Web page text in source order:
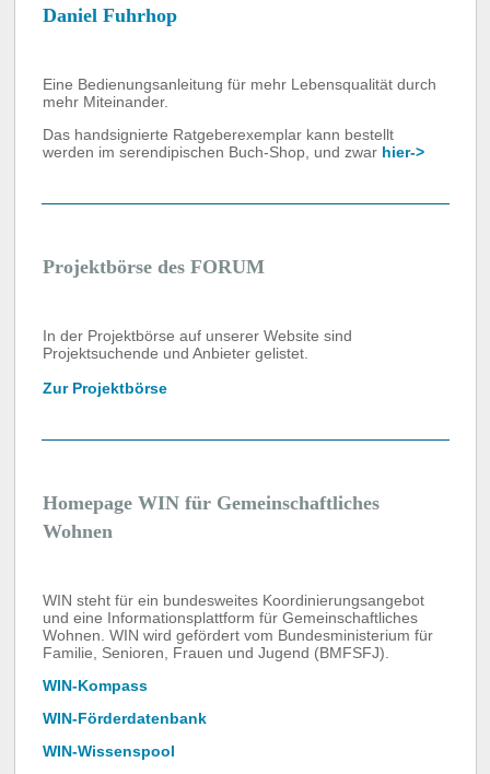
Daniel Fuhrhop
Eine Bedienungsanleitung für mehr Lebensqualität durch
mehr Miteinander.
Das handsignierte Ratgeberexemplar kann bestellt
werden im serendipischen Buch-Shop, und zwar hier->
Projektbörse des FORUM
In der Projektbörse auf unserer Website sind
Projektsuchende und Anbieter gelistet.
Zur Projektbörse
Homepage WIN für Gemeinschaftliches
Wohnen
WIN steht für ein bundesweites Koordinierungsangebot
und eine Informationsplattform für Gemeinschaftliches
Wohnen. WIN wird gefördert vom Bundesministerium für
Familie, Senioren, Frauen und Jugend (BMFSFJ).
WIN-Kompass
WIN-Förderdatenbank
WIN-Wissenspool